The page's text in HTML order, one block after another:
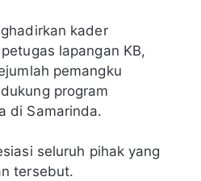
kader
lapangan KB,
pemangku
program
di Samarinda.
seluruh pihak yang
tersebut.